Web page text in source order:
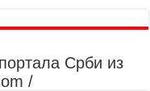
Срби из
/